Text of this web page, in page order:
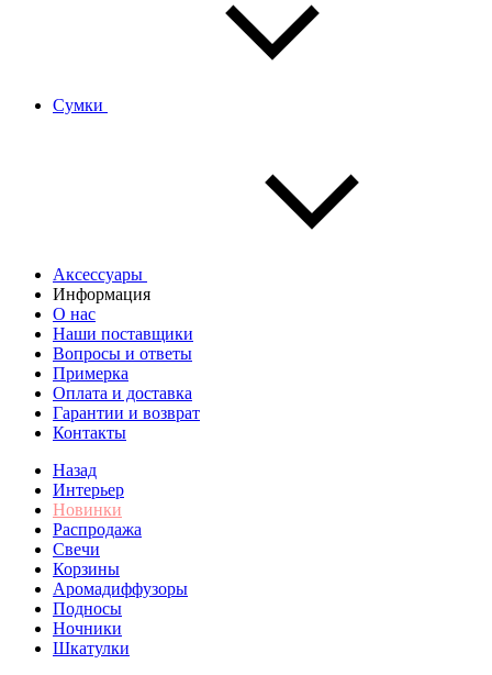
Сумки
Аксессуары
Информация
О нас
Наши поставщики
Вопросы и ответы
Примерка
Оплата и доставка
Гарантии и возврат
Контакты
Назад
Интерьер
Новинки
Распродажа
Свечи
Корзины
Аромадиффузоры
Подносы
Ночники
Шкатулки